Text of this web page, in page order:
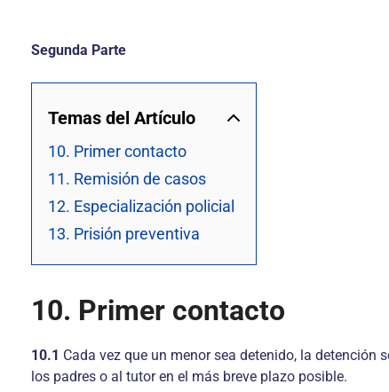
Segunda Parte
Temas del Artículo
10. Primer contacto
11. Remisión de casos
12. Especialización policial
13. Prisión preventiva
10. Primer contacto
10.1 Cada vez que un menor sea detenido, la
los padres o al tutor en el más breve plazo posible.